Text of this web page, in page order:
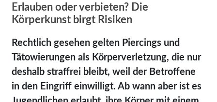
Erlauben oder verbieten? Die
Körperkunst birgt Risiken
Rechtlich gesehen gelten Piercings und
Tätowierungen als Körperverletzung, die nur
deshalb straffrei bleibt, weil der Betroffene
in den Eingriff einwilligt. Ab wann aber ist es